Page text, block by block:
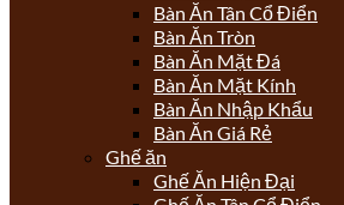
Bàn Ăn Tân Cổ Điển
Bàn Ăn Tròn
Bàn Ăn Mặt Đá
Bàn Ăn Mặt Kính
Bàn Ăn Nhập Khẩu
Bàn Ăn Giá Rẻ
Ghế ăn
Ghế Ăn Hiện Đại